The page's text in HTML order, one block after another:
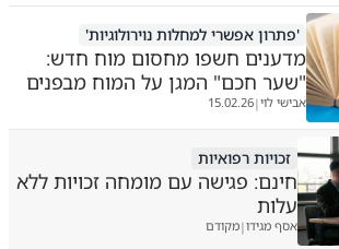
'פתרון אפשרי למחלות נוירולוגיות'
מדענים חשפו מחסום מוח חדש:
"שער חכם" המגן על המוח מבפנים
אבישי לוי|
15.02.26
זכויות רפואיות
חינם: פגישה עם מומחה זכויות ללא
עלות
אסף מגידו|מקודם